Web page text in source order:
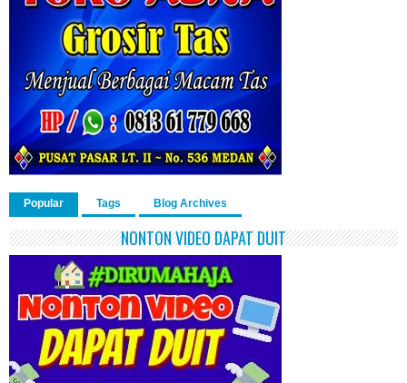
Popular Tags Blog Archives
NONTON VIDEO DAPAT DUIT